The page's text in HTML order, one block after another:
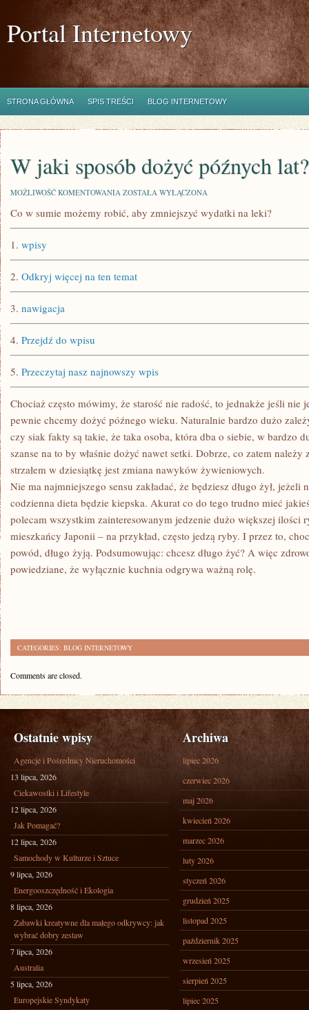
Portal Internetowy
STRONA GŁÓWNA SPIS TREŚCI BLOG INTERNETOWY
W jaki sposób dożyć późnych lat?
MOŻLIWOŚĆ KOMENTOWANIA W
SPOSÓB
DOŻYĆ
ZOSTAŁA WYŁĄCZONA
Co w sumie możemy robić, aby zmniejszyć wydatki na leki?
1. wpisy
2. Odkryj więcej na ten temat
3. nawigacja
4. Przejdź do wpisu
5. Przeczytaj nasz najnowszy wpis
Chociaż często mówimy, że starość nie radość, to jednakże jeśli nie
pewnie chcemy dożyć późnego wieku. Naturalnie bardzo dużo
czy siak fakty są takie, że taka osoba, która dba o siebie, w bardzo
szanse na to by właśnie dożyć nawet setki. Dobrze, co zatem
strzałem w dziesiątkę jest zmiana nawyków żywieniowych.
Nie ma najmniejszego sensu zakładać, że będziesz długo żył,
codzienna dieta będzie kiepska. Akurat co do tego trudno mieć
polecam wszystkim zainteresowanym jedzenie dużo większej ilości
mieszkańcy Japonii – na przykład, często jedzą ryby. I przez to,
powód, długo żyją. Podsumowując: chcesz długo żyć? A więc
powiedziane, że wyłącznie kuchnia odgrywa ważną rolę.
CATEGORIES: BLOG INTERNETOWY
Comments are closed.
Ostatnie wpisy
Agencje i Pośrednicy Nieruchomości
13 lipca, 2026
Ciekawostki i Lifestyle
12 lipca, 2026
Jak Pomagać?
12 lipca, 2026
Samochody w Kulturze i Sztuce
9 lipca, 2026
Energooszczędność i Ekologia
8 lipca, 2026
Zabawki kreatywne dla małego odkrywcy: jak
wybrać dobry zestaw
7 lipca, 2026
Australia
5 lipca, 2026
Europejskie Syndykaty
Archiwa
lipiec 2026
czerwiec 2026
maj 2026
kwiecień 2026
marzec 2026
luty 2026
styczeń 2026
grudzień 2025
listopad 2025
październik 2025
wrzesień 2025
sierpień 2025
lipiec 2025